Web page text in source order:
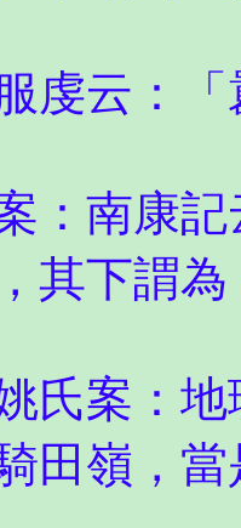
虔云：
：南康
其下謂
氏案：
田嶺，